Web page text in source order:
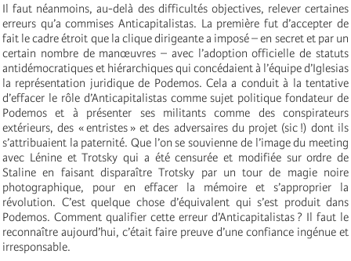
Il faut néanmoins, au-delà des difficultés objectives, relever certaines
erreurs qu’a commises Anticapitalistas. La première fut d’accepter de
fait le cadre étroit que la clique dirigeante a imposé – en secret et par un
certain nombre de manœuvres – avec l’adoption officielle de statuts
antidémocratiques et hiérarchiques qui concédaient à l’équipe d’Iglesias
la représentation juridique de Podemos. Cela a conduit à la tentative
d’effacer le rôle d’Anticapitalistas comme sujet politique fondateur de
Podemos et à présenter ses militants comme des conspirateurs
extérieurs, des « entristes » et des adversaires du projet (sic !) dont ils
s’attribuaient la paternité. Que l’on se souvienne de l’image du meeting
avec Lénine et Trotsky qui a été censurée et modifiée sur ordre de
Staline en faisant disparaître Trotsky par un tour de magie noire
photographique, pour en effacer la mémoire et s’approprier la
révolution. C’est quelque chose d’équivalent qui s’est produit dans
Podemos. Comment qualifier cette erreur d’Anticapitalistas ? Il faut le
reconnaître aujourd’hui, c’était faire preuve d’une confiance ingénue et
irresponsable.